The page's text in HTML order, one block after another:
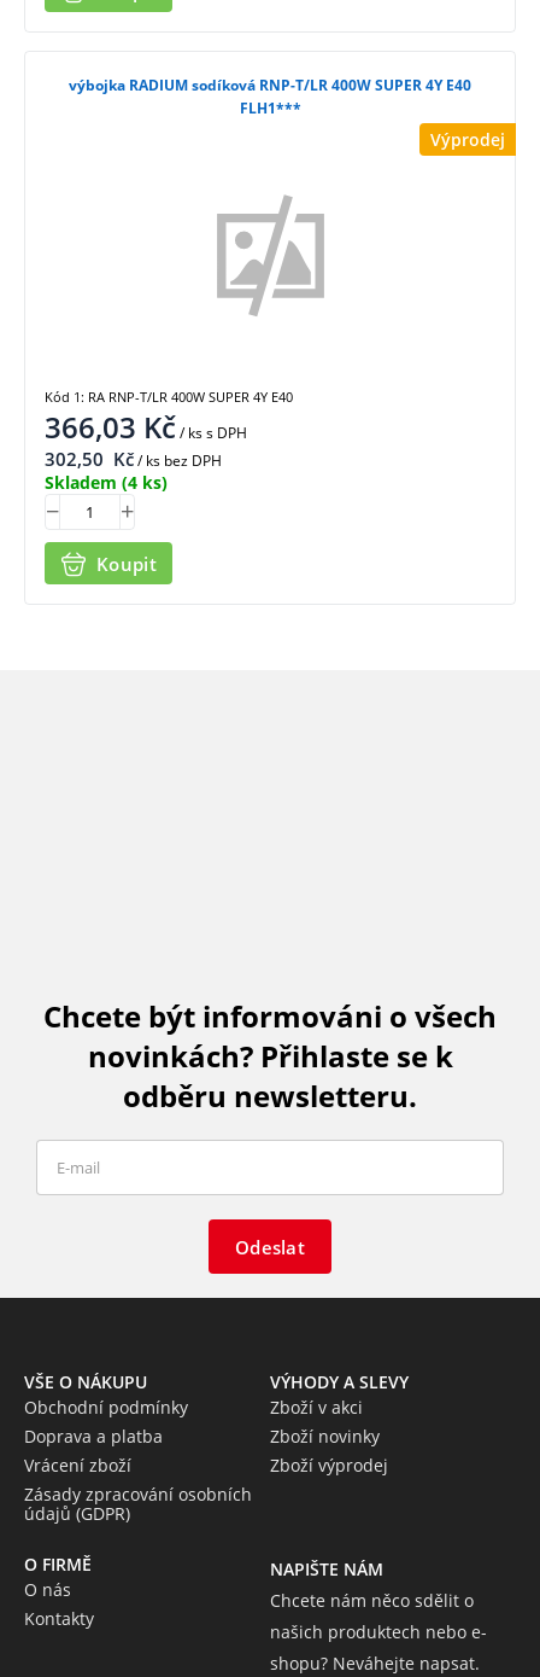
Výprodej
výbojka RADIUM sodíková RNP-T/LR 400W SUPER 4Y E40
FLH1***
366,03 Kč/ kss DPH
302,50 Kč/ ks bez DPH
Skladem (4 ks)
Koupit
Kód 1: RA RNP-T/LR 400W SUPER 4Y E40
Chcete být informováni o všech
novinkách? Přihlaste se k
odběru newsletteru.
Odeslat
VŠE O NÁKUPU
Obchodní podmínky
Doprava a platba
Vrácení zboží
Zásady zpracování osobních
údajů (GDPR)
VÝHODY A SLEVY
Zboží v akci
Zboží novinky
Zboží výprodej
O FIRMĚ
O nás
Kontakty
NAPIŠTE NÁM
Chcete nám něco sdělit o
našich produktech nebo e-
shopu? Neváhejte napsat.